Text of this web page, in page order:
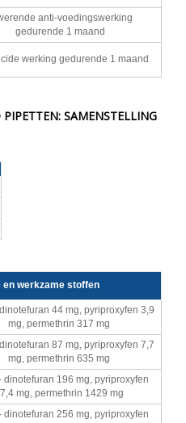
anti-voedingswerking
gedurende 1 maand
werking gedurende 1 maand
SAMENSTELLING
en werkzame stoffen
44 mg, pyriproxyfen 3,9
mg, permethrin 317 mg
87 mg, pyriproxyfen 7,7
mg, permethrin 635 mg
dinotefuran 196 mg, pyriproxyfen
mg, permethrin 1429 mg
dinotefuran 256 mg, pyriproxyfen